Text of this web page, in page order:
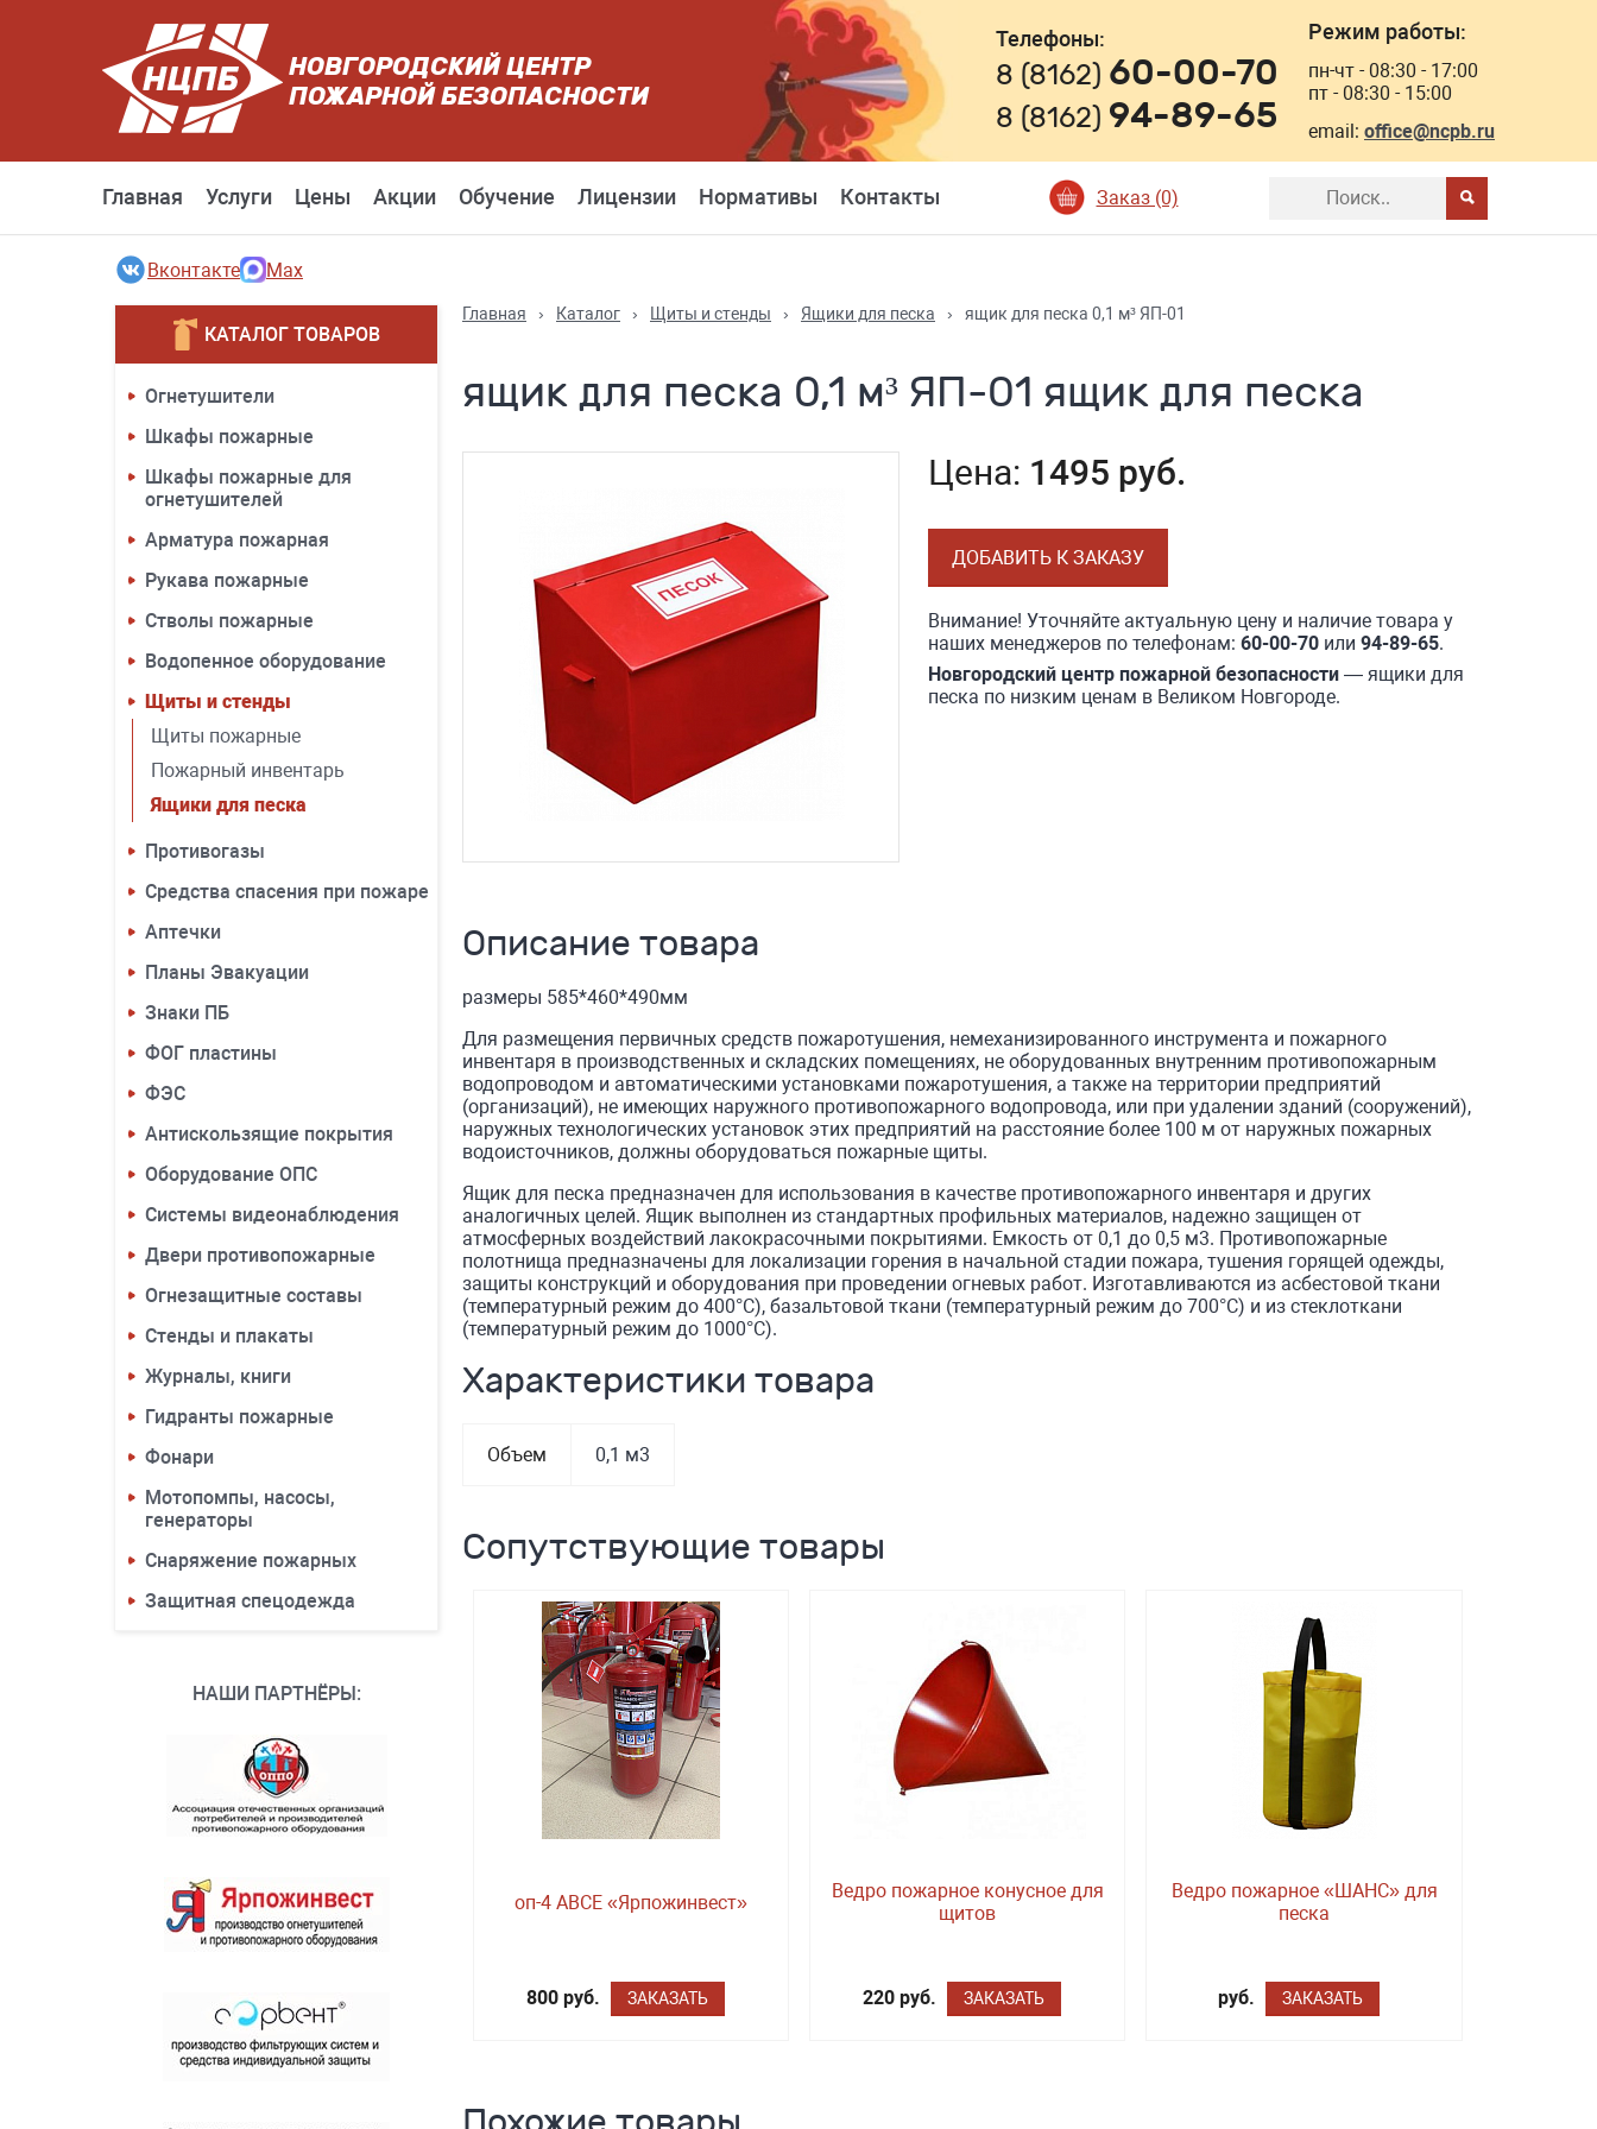
НОВГОРОДСКИЙ ЦЕНТР
ПОЖАРНОЙ БЕЗОПАСНОСТИ
Телефоны:
8 (8162) 60-00-70
8 (8162) 94-89-65
Режим работы:
пн-чт - 08:30 - 17:00
пт - 08:30 - 15:00
email: office@ncpb.ru
Главная Услуги Цены Акции Обучение Лицензии Нормативы Контакты Заказ (0)
Вконтакте Max
КАТАЛОГ ТОВАРОВ
Огнетушители
Шкафы пожарные
Шкафы пожарные для
огнетушителей
Арматура пожарная
Рукава пожарные
Стволы пожарные
Водопенное оборудование
Щиты и стенды
Щиты пожарные
Пожарный инвентарь
Ящики для песка
Противогазы
Средства спасения при пожаре
Аптечки
Планы Эвакуации
Знаки ПБ
ФОГ пластины
ФЭС
Антискользящие покрытия
Оборудование ОПС
Системы видеонаблюдения
Двери противопожарные
Огнезащитные составы
Стенды и плакаты
Журналы, книги
Гидранты пожарные
Фонари
Мотопомпы, насосы,
генераторы
Снаряжение пожарных
Защитная спецодежда
НАШИ ПАРТНЁРЫ:
Главная › Каталог › Щиты и стенды › Ящики для песка › ящик для песка 0,1 м³ ЯП-01
ящик для песка 0,1 м³ ЯП-01 ящик для песка
Цена: 1495 руб.
ДОБАВИТЬ К ЗАКАЗУ
Внимание! Уточняйте актуальную цену и наличие товара у
наших менеджеров по телефонам: 60-00-70или 94-89-65.
Новгородский центр пожарной безопасности— ящики для
песка по низким ценам в Великом Новгороде.
Описание товара
размеры 585*460*490мм
Для размещения первичных средств пожаротушения, немеханизированного инструмента и пожарного
инвентаря в производственных и складских поме­щениях, не оборудованных внутренним противопожарным
водопроводом и автоматическими установками пожаротушения, а также на территории предприя­тий
(организаций), не имеющих наружного противопожарного водопровода, или при удалении зданий (сооружений),
наружных технологических установок этих предприятий на расстояние более 100 м от наружных пожарных
водоисточников, должны оборудоваться пожарные щиты.
Ящик для песка предназначен для использования в качестве противопожарного инвентаря и других
аналогичных целей. Ящик выполнен из стандартных профильных материалов, надежно защищен от
атмосферных воздействий лакокрасочными покрытиями. Емкость от 0,1 до 0,5 м3. Противопожарные
полотнища предназначены для локализации горения в начальной стадии пожара, тушения горящей одежды,
защиты конструкций и оборудования при проведении огневых работ. Изготавливаются из асбестовой ткани
(температурный режим до 400°С), базальтовой ткани (температурный режим до 700°С) и из стеклоткани
(температурный режим до 1000°С).
Характеристики товара
Объем 0,1 м3
Сопутствующие товары
оп-4 ABCE «Ярпожинвест»
800 руб. ЗАКАЗАТЬ
Ведро пожарное конусное для
щитов
220 руб. ЗАКАЗАТЬ
Ведро пожарное «ШАНС» для
песка
руб. ЗАКАЗАТЬ